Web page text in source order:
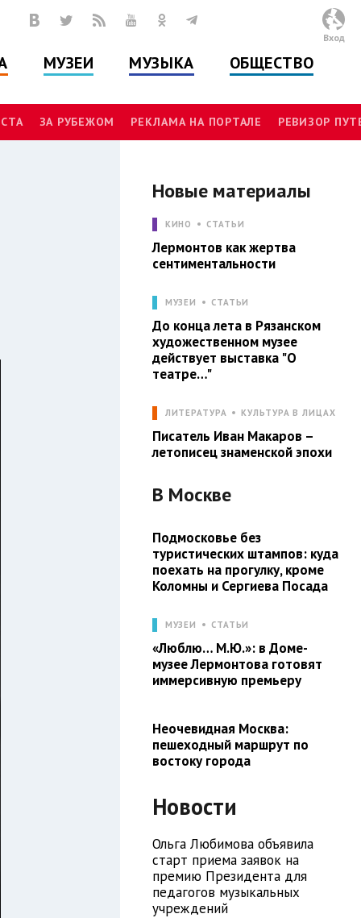
МУЗЕИ МУЗЫКА ОБЩЕСТВО
Вход
ЗА РУБЕЖОМ РЕКЛАМА НА ПОРТАЛЕ РЕВИЗОР
Новые материалы
КИНО СТАТЬИ
Лермонтов как жертва
сентиментальности
МУЗЕИ СТАТЬИ
До конца лета в Рязанском
художественном музее
действует выставка "О
театре…"
ЛИТЕРАТУРА КУЛЬТУРА В ЛИЦАХ
Писатель Иван Макаров –
летописец знаменской эпохи
В Москве
Подмосковье без
туристических штампов: куда
поехать на прогулку, кроме
Коломны и Сергиева Посада
МУЗЕИ СТАТЬИ
«Люблю… М.Ю.»: в Доме-
музее Лермонтова готовят
иммерсивную премьеру
Неочевидная Москва:
пешеходный маршрут по
востоку города
Новости
Ольга Любимова объявила
старт приема заявок на
премию Президента для
педагогов музыкальных
учреждений